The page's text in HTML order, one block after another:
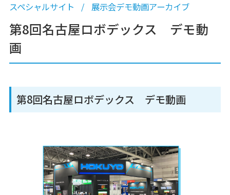
スペシャルサイト 展示会デモ動画アーカイブ
第8回名古屋ロボデックス デモ動
画
第8回名古屋ロボデックス デモ動画